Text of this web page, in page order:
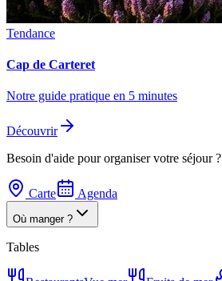
Tendance
Cap de Carteret
Notre guide pratique en 5 minutes
Découvrir
Besoin d'aide pour organiser votre séjour ?
Carte Agenda
Où manger ?
Tables